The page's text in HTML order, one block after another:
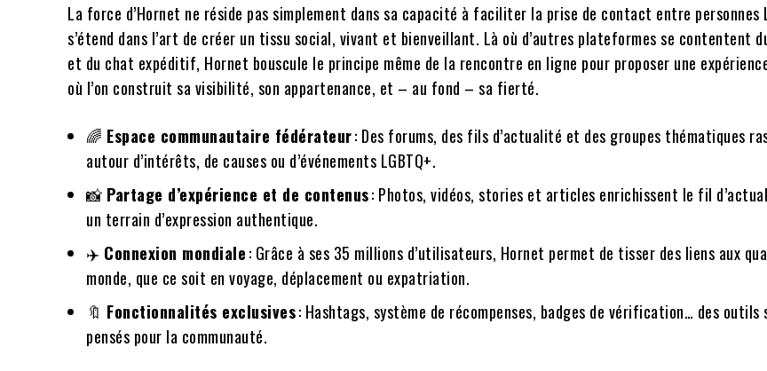
La force d’Hornet ne réside pas simplement dans sa capacité à faciliter la prise de contact entre personnes
s’étend dans l’art de créer un tissu social, vivant et bienveillant. Là où d’autres plateformes se contentent
et du chat expéditif, Hornet bouscule le principe même de la rencontre en ligne pour proposer une
où l’on construit sa visibilité, son appartenance, et – au fond – sa fierté.
🌈 Espace communautaire fédérateur: Des forums, des fils d’actualité et des groupes thématiques
autour d’intérêts, de causes ou d’événements LGBTQ+.
📸 Partage d’expérience et de contenus: Photos, vidéos, stories et articles enrichissent le fil
un terrain d’expression authentique.
✈️ Connexion mondiale: Grâce à ses 35 millions d’utilisateurs, Hornet permet de tisser des liens aux
monde, que ce soit en voyage, déplacement ou expatriation.
🔖 Fonctionnalités exclusives: Hashtags, système de récompenses, badges de vérification… des outils
pensés pour la communauté.